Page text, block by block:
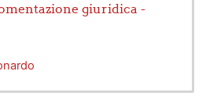
giuridica -